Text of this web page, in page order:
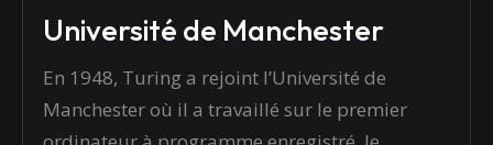
Université de Manchester
En 1948, Turing a rejoint l’Université de
Manchester où il a travaillé sur le premier